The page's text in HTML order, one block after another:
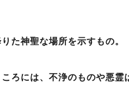
た神聖な場所を示すもの。
ろには、不浄のものや悪霊